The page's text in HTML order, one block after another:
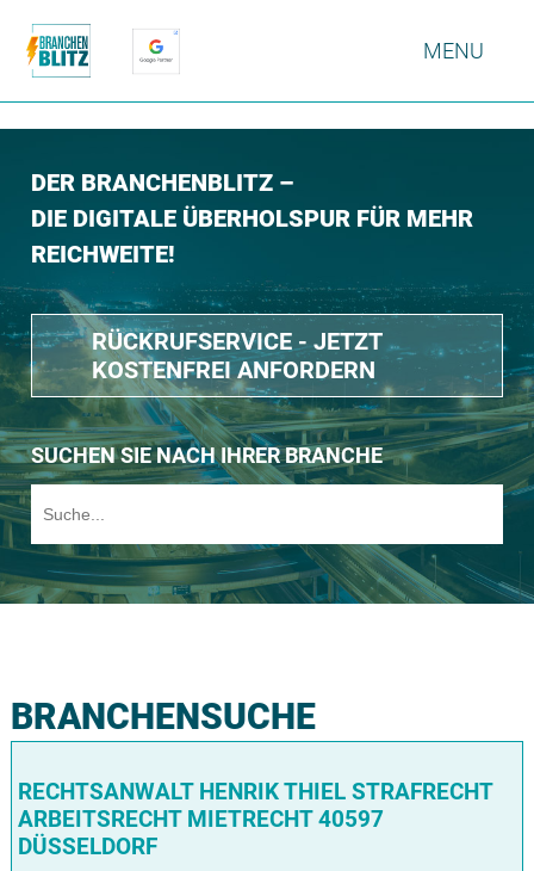
MENU
DER BRANCHENBLITZ –
DIE DIGITALE ÜBERHOLSPUR FÜR MEHR
REICHWEITE!
RÜCKRUFSERVICE - JETZT
KOSTENFREI ANFORDERN
SUCHEN SIE NACH IHRER BRANCHE
BRANCHENSUCHE
RECHTSANWALT HENRIK THIEL STRAFRECHT
ARBEITSRECHT MIETRECHT 40597
DÜSSELDORF